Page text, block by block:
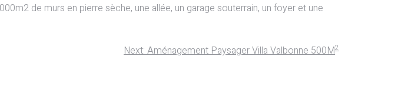
de murs en pierre sèche, une allée, un garage souterrain, un foyer et une
Next: Aménagement Paysager Villa Valbonne 500M2